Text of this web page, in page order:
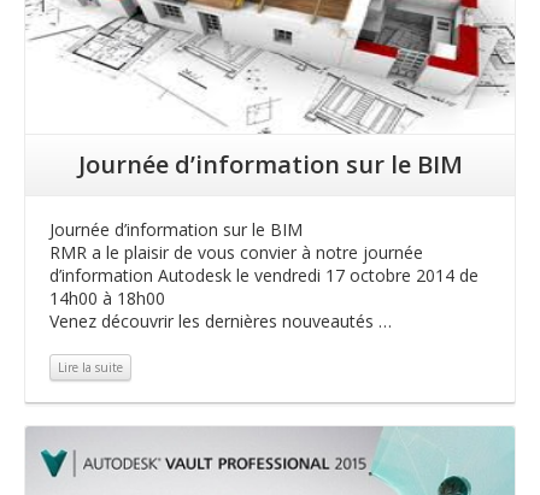
Journée d’information sur le BIM
Journée d’information sur le BIM
RMR a le plaisir de vous convier à notre journée
d’information Autodesk le vendredi 17 octobre 2014 de
14h00 à 18h00
Venez découvrir les dernières nouveautés …
Lire la suite
Lire la suite